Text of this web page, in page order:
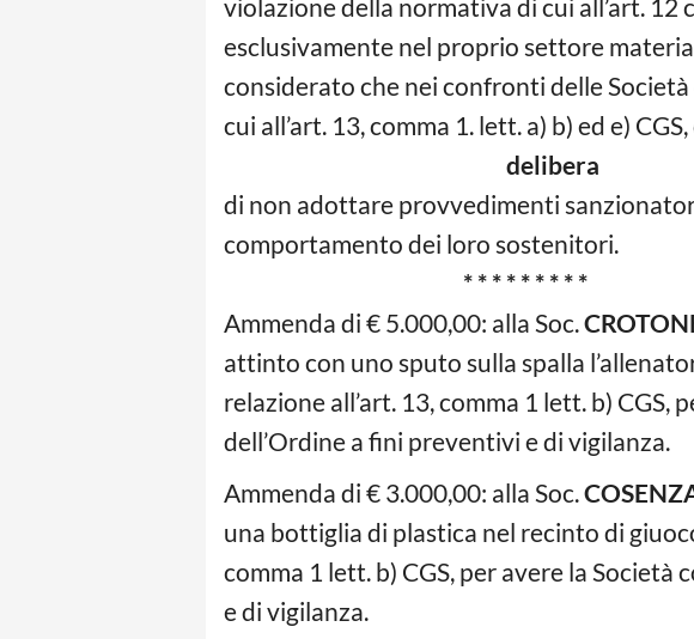
violazione della normativa di cui all’art.
esclusivamente nel proprio settore
considerato che nei confronti delle
cui all’art. 13, comma 1. lett. a) b) ed e)
delibera
di non adottare provvedimenti
comportamento dei loro sostenitori.
* * * * * * * * *
Ammenda di € 5.000,00: alla Soc.
attinto con uno sputo sulla spalla
relazione all’art. 13, comma 1 lett. b)
dell’Ordine a fini preventivi e di vigilanza.
Ammenda di € 3.000,00: alla Soc.
una bottiglia di plastica nel recinto di
comma 1 lett. b) CGS, per avere la
e di vigilanza.